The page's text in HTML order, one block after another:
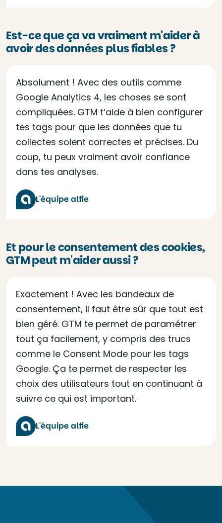
Est-ce que ça va vraiment m'aider à
avoir des données plus fiables ?
Absolument ! Avec des outils comme
Google Analytics 4, les choses se sont
compliquées. GTM t’aide à bien configurer
tes tags pour que les données que tu
collectes soient correctes et précises. Du
coup, tu peux vraiment avoir confiance
dans tes analyses.
L'équipe alfie
Et pour le consentement des cookies,
GTM peut m'aider aussi ?
Exactement ! Avec les bandeaux de
consentement, il faut être sûr que tout est
bien géré. GTM te permet de paramétrer
tout ça facilement, y compris des trucs
comme le Consent Mode pour les tags
Google. Ça te permet de respecter les
choix des utilisateurs tout en continuant à
suivre ce qui est important.
L'équipe alfie